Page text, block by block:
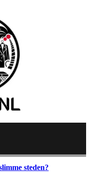
steden?